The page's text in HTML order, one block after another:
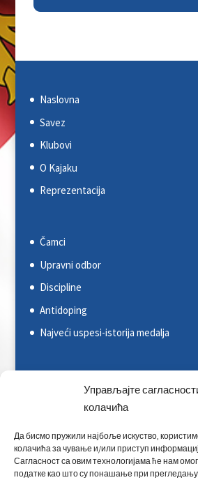
Управљајте
колачића
Да бисмо пружили најбоље искуство,
колачића за чување и/или приступ
Сагласност са овим технологијама ће нам
податке као што су понашање при
Naslovna
Savez
Klubovi
O Kajaku
Reprezentacija
Čamci
Upravni odbor
Discipline
Antidoping
Najveći uspesi-istorija medalja
Svetska kajakaška federacija (ICF)
Evropska kajakaška asocijacija (ECA)
Rezultati na nacionalnim takmičenjima
Rezultati na međunarodnim
Kontakt